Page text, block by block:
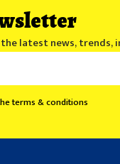
latest news,
terms & conditions